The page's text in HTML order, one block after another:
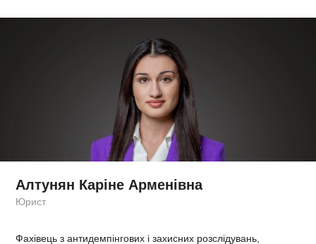
Алтунян Каріне Арменівна
Юрист
Фахівець з антидемпінгових і захисних розслідувань,